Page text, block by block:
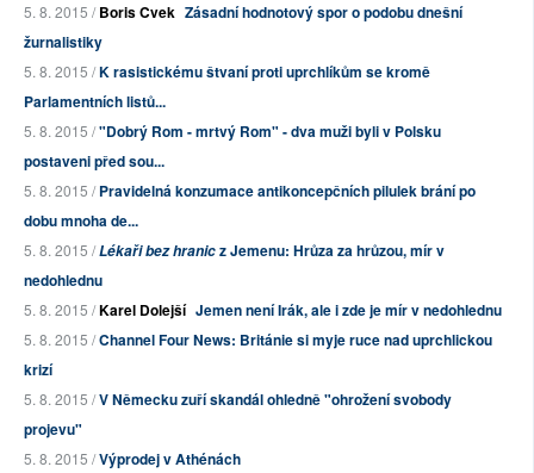
5. 8. 2015 /Boris Cvek Zásadní hodnotový spor o podobu dnešní
žurnalistiky
5. 8. 2015 /K rasistickému štvaní proti uprchlíkům se kromě
Parlamentních listů...
5. 8. 2015 /"Dobrý Rom - mrtvý Rom" - dva muži byli v Polsku
postaveni před sou...
5. 8. 2015 /Pravidelná konzumace antikoncepčních pilulek brání po
dobu mnoha de...
5. 8. 2015 /Lékaři bez hranicz Jemenu: Hrůza za hrůzou, mír v
nedohlednu
5. 8. 2015 /Karel Dolejší Jemen není Irák, ale i zde je mír v nedohlednu
5. 8. 2015 /Channel Four News: Británie si myje ruce nad uprchlickou
krizí
5. 8. 2015 /V Německu zuří skandál ohledně "ohrožení svobody
projevu"
5. 8. 2015 /Výprodej v Athénách